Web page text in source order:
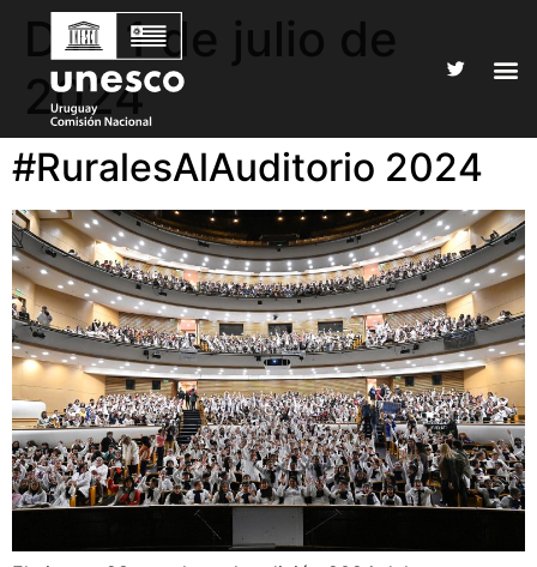
Día: 1 de julio de
2024
#RuralesAlAuditorio 2024